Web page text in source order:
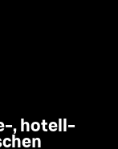
, hotell-